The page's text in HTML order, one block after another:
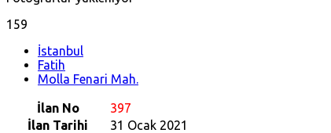
159
İstanbul
Fatih
Molla Fenari Mah.
İlan No
397
İlan Tarihi
31 Ocak 2021